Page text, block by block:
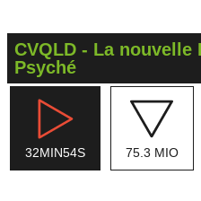
GRILLE
MUSIQUE
ACTIONS
LA RADIO
CVQLD - La
Psyché
32MIN54S 75.3 MIO